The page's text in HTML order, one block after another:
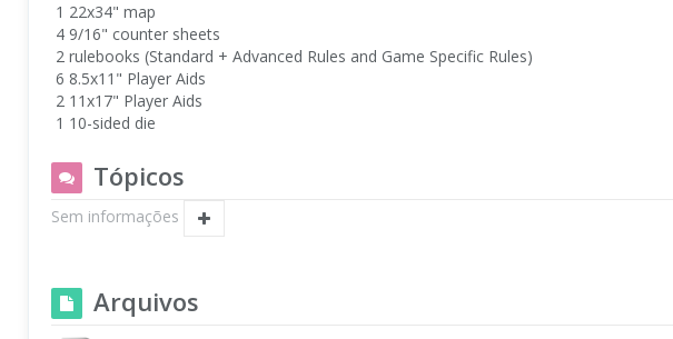
1 22x34" map
4 9/16" counter sheets
2 rulebooks (Standard + Advanced Rules and Game Specific Rules)
6 8.5x11" Player Aids
2 11x17" Player Aids
1 10-sided die
Tópicos
Sem informações
Arquivos